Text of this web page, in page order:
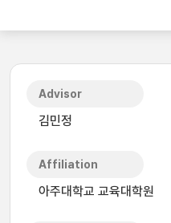
Advisor
김민정
Affiliation
아주대학교 교육대학원